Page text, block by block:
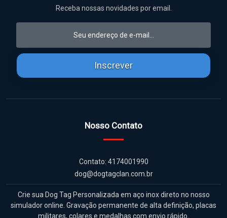
Receba nossas novidades por email.
Inscrever
Nosso Contato
Contato: 4174001990
dog@dogtagclan.com.br
Crie sua Dog Tag Personalizada em aço inox direto no nosso
simulador online. Gravação permanente de alta definição, placas
militares, colares e medalhas com envio rápido.